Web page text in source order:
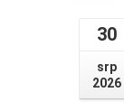
30
srp
2026